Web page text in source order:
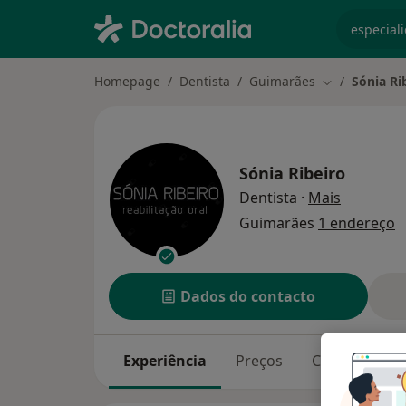
Homepage Dentista Guimarães Mudar de
Sónia
Sónia Ribeiro
Dentista · Mais
Guimarães 1 endereço
Dados do contacto
Experiência Preços Consultórios